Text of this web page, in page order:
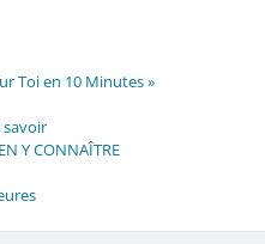
Toi en 10 Minutes »
savoir
Y CONNAÎTRE